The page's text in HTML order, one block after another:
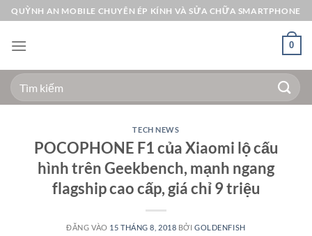
Bỏ
qua
nội
QUỲNH AN MOBILE CHUYÊN ÉP KÍNH VÀ SỬA CHỮA SMARTPHONE
0
Tìm
kiếm:
TECH NEWS
POCOPHONE F1 của Xiaomi lộ cấu
hình trên Geekbench, mạnh ngang
flagship cao cấp, giá chỉ 9 triệu
ĐĂNG VÀO 15 THÁNG 8, 2018 BỞIGOLDENFISH